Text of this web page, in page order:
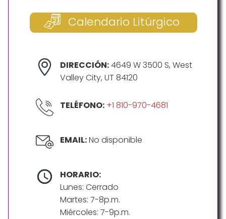
Calendario Litúrgico
DIRECCIÓN:4649 W 3500 S, West
Valley City, UT 84120
TELÉFONO: +1 810-970-4681
EMAIL:No disponible
HORARIO:
Lunes: Cerrado
Martes: 7-8p.m.
Miércoles: 7-9p.m.